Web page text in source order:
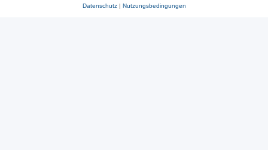
Datenschutz| Nutzungsbedingungen